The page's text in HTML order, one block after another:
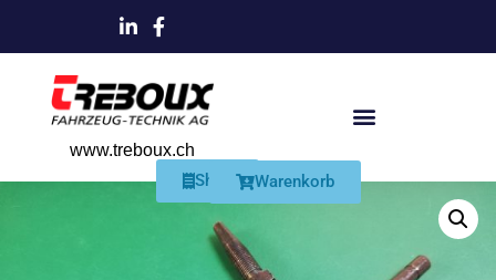
www.treboux.ch
Shop Warenkorb